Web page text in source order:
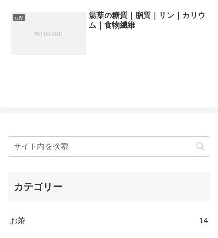
豆類
湯葉の糖質｜脂質｜リン｜カリウ
ム｜食物繊維
カテゴリー
お茶 14